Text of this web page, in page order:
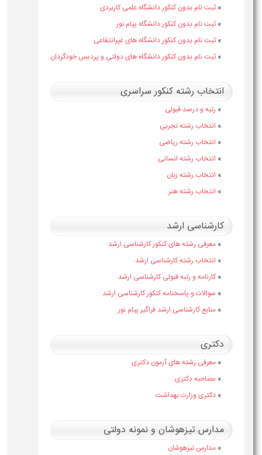
» ثبت نام بدون کنکور دانشگاه علمی کاربردی
» ثبت نام بدون کنکور دانشگاه پیام نور
» ثبت نام بدون کنکور دانشگاه های غیرانتفاعی
» ثبت نام بدون کنکور دانشگاه های دولتی و پردیس خودگردان
انتخاب رشته کنکور سراسری
» رتبه و درصد قبولی
» انتخاب رشته تجربی
» انتخاب رشته ریاضی
» انتخاب رشته انسانی
» انتخاب رشته زبان
» انتخاب رشته هنر
کارشناسی ارشد
» معرفی رشته های کنکور کارشناسی ارشد
» انتخاب رشته کارشناسی ارشد
» کارنامه و رتبه قبولی کارشناسی ارشد
» سوالات و پاسخنامه کنکور کارشناسی ارشد
» منابع کارشناسی ارشد فراگیر پیام نور
دکتری
» معرفی رشته های آزمون دکتری
» مصاحبه دکتری
» دکتری وزارت بهداشت
مدارس تیزهوشان و نمونه دولتی
» مدارس تیزهوشان